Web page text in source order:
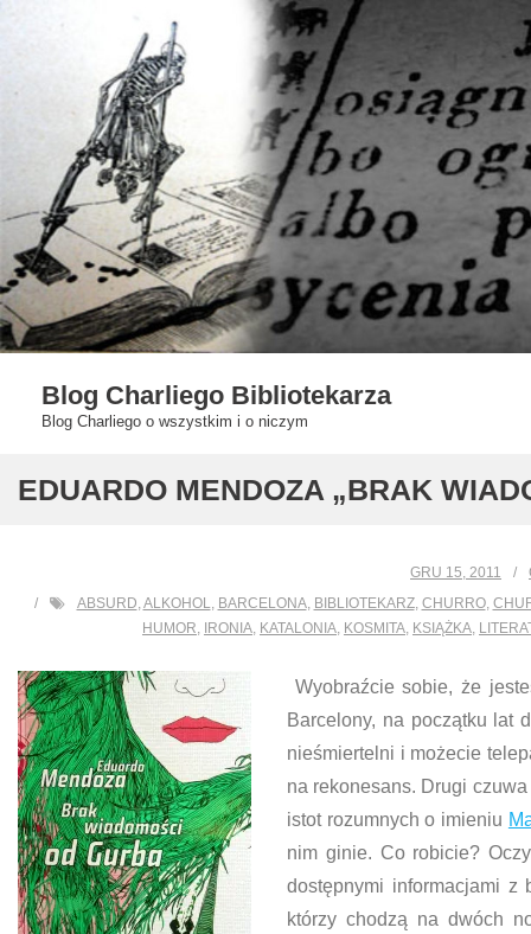
Blog Charliego Bibliotekarza
Blog Charliego o wszystkim i o niczym
EDUARDO MENDOZA „BRAK
GRU 15, 2011
ABSURD,ALKOHOL, BARCELONA, BIBLIOTEKARZ, CHURRO,
HUMOR, IRONIA, KATALONIA, KOSMITA, KSIĄŻKA,
Wyobraźcie sobie, że
Barcelony, na początku lat
nieśmiertelni i możecie
na rekonesans. Drugi
istot rozumnych o imieniu
nim ginie. Co robicie?
dostępnymi informacjami z
którzy chodzą na dwóch